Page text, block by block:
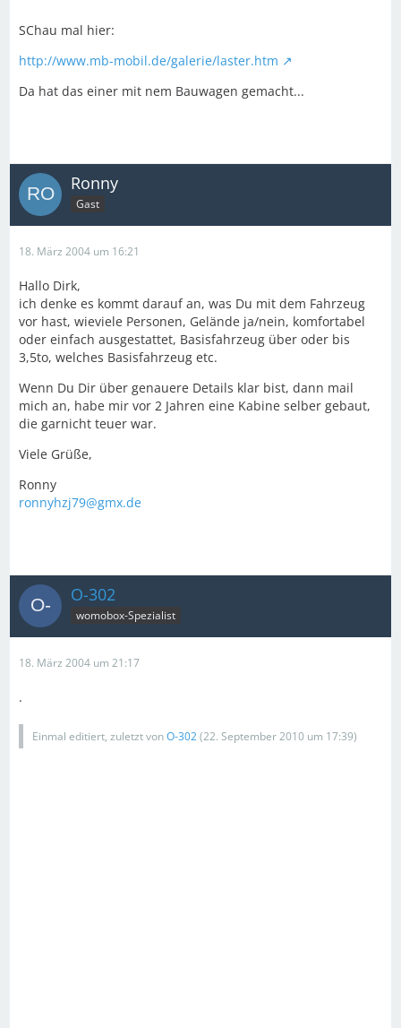
SChau mal hier:
http://www.mb-mobil.de/galerie/laster.htm
Da hat das einer mit nem Bauwagen gemacht...
Ronny
Gast
18. März 2004 um 16:21
Hallo Dirk,
ich denke es kommt darauf an, was Du mit dem Fahrzeug
vor hast, wieviele Personen, Gelände ja/nein, komfortabel
oder einfach ausgestattet, Basisfahrzeug über oder bis
3,5to, welches Basisfahrzeug etc.
Wenn Du Dir über genauere Details klar bist, dann mail
mich an, habe mir vor 2 Jahren eine Kabine selber gebaut,
die garnicht teuer war.
Viele Grüße,
Ronny
ronnyhzj79@gmx.de
O-302
womobox-Spezialist
18. März 2004 um 21:17
.
Einmal editiert, zuletzt vonO-302(22. September 2010 um 17:39)